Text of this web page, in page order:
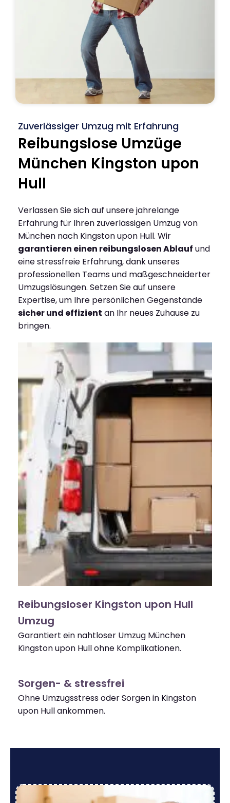
Zuverlässiger Umzug mit Erfahrung
Reibungslose Umzüge
München Kingston upon
Hull
Verlassen Sie sich auf unsere jahrelange
Erfahrung für Ihren zuverlässigen Umzug von
München nach Kingston upon Hull. Wir
garantieren einen reibungslosen Ablauf und
eine stressfreie Erfahrung, dank unseres
professionellen Teams und maßgeschneiderter
Umzugslösungen. Setzen Sie auf unsere
Expertise, um Ihre persönlichen Gegenstände
sicher und effizient an Ihr neues Zuhause zu
bringen.
Reibungsloser Kingston upon Hull
Umzug
Garantiert ein nahtloser Umzug München
Kingston upon Hull ohne Komplikationen.
Sorgen- & stressfrei
Ohne Umzugsstress oder Sorgen in Kingston
upon Hull ankommen.